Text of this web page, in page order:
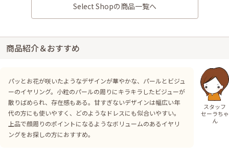
Select Shopの商品一覧へ
商品紹介＆おすすめ
パッとお花が咲いたようなデザインが華やかな、パールとビジュ
ーのイヤリング。小粒のパールの周りにキラキラしたビジューが
散りばめられ、存在感もある。甘すぎないデザインは幅広い年
代の方にも使いやすく、どのようなドレスにも似合いやすい。
上品で顔周りのポイントになるようなボリュームのあるイヤリ
ングをお探しの方におすすめ。
スタッフ
セーラちゃ
ん